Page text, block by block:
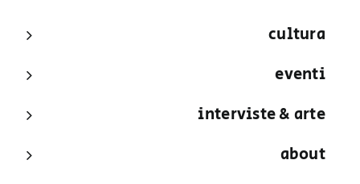
cultura
eventi
interviste & arte
about